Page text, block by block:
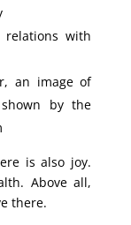
with
an image of
by the
is also joy.
Above all,
there.